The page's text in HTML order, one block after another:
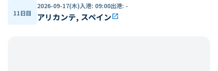
11日目
2026-09-17(木)入港: 09:00出港: -
アリカンテ, スペインopen_in_new